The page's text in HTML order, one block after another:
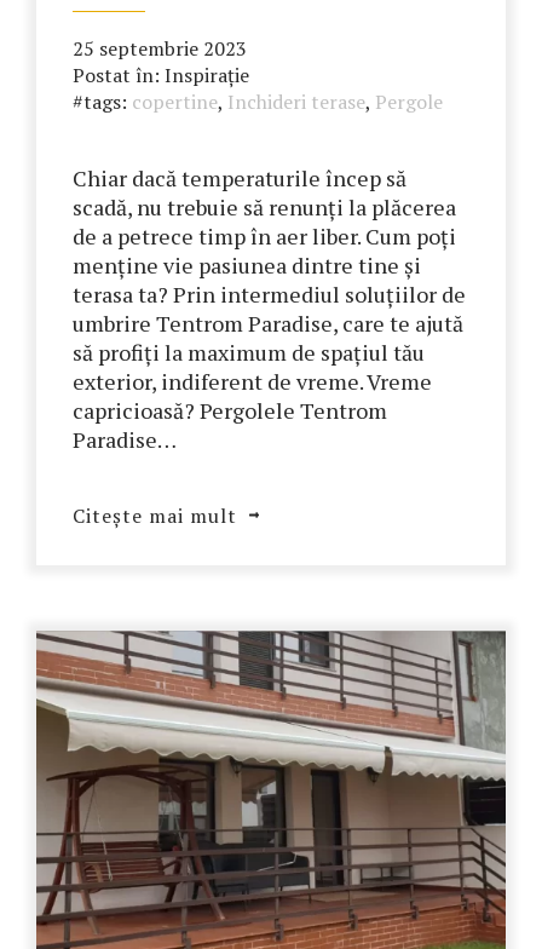
25 septembrie 2023
Postat în: Inspirație
#tags: copertine, Inchideri terase, Pergole
Chiar dacă temperaturile încep să
scadă, nu trebuie să renunți la plăcerea
de a petrece timp în aer liber. Cum poți
menține vie pasiunea dintre tine și
terasa ta? Prin intermediul soluțiilor de
umbrire Tentrom Paradise, care te ajută
să profiți la maximum de spațiul tău
exterior, indiferent de vreme. Vreme
capricioasă? Pergolele Tentrom
Paradise…
Citește mai mult